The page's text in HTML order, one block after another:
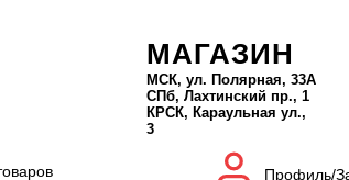
МАГАЗИН
МСК, ул. Полярная, 33А
СПб, Лахтинский пр., 1
КРСК, Караульная ул.,
3
Профиль/